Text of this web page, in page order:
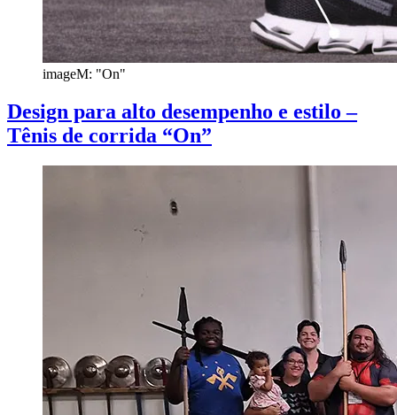
imageM: "On"
Design para alto desempenho e estilo –
Tênis de corrida “On”